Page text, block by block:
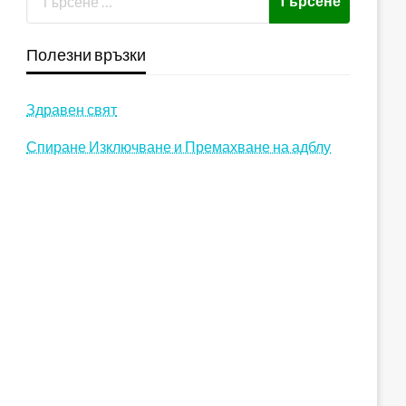
Полезни връзки
Здравен свят
Спиране Изключване и Премахване на адблу